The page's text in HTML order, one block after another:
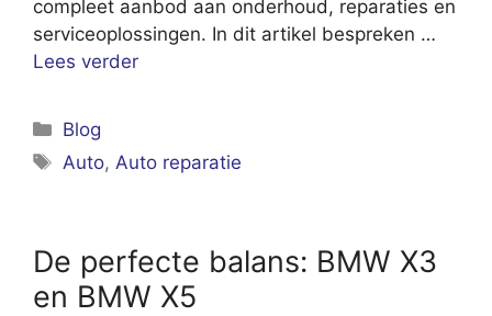
compleet aanbod aan onderhoud, reparaties en
serviceoplossingen. In dit artikel bespreken …
Lees verder
Categorieën
Blog
Tags
Auto, Auto reparatie
De perfecte balans: BMW X3
en BMW X5